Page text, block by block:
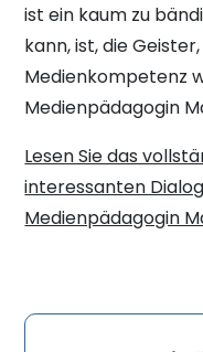
ist ein kaum zu
kann, ist, die
Medienkompetenz
Medienpädagogin
Lesen Sie das
interessanten
Medienpädagogin